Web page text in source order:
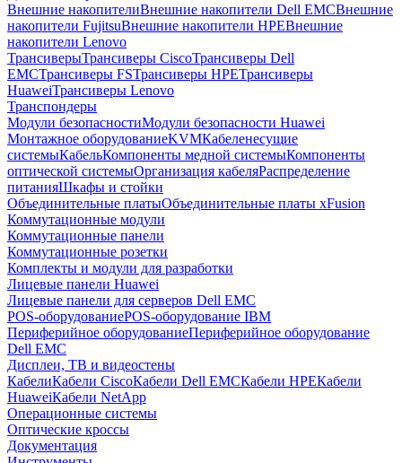
Внешние накопителиВнешние накопители Dell EMCВнешние
накопители FujitsuВнешние накопители HPEВнешние
накопители Lenovo
ТрансиверыТрансиверы CiscoТрансиверы Dell
EMCТрансиверы FSТрансиверы HPEТрансиверы
HuaweiТрансиверы Lenovo
Транспондеры
Модули безопасностиМодули безопасности Huawei
Монтажное оборудованиеKVMКабеленесущие
системыКабельКомпоненты медной системыКомпоненты
оптической системыОрганизация кабеляРаспределение
питанияШкафы и стойки
Объединительные платыОбъединительные платы xFusion
Коммутационные модули
Коммутационные панели
Коммутационные розетки
Комплекты и модули для разработки
Лицевые панели Huawei
Лицевые панели для серверов Dell EMC
POS-оборудованиеPOS-оборудование IBM
Периферийное оборудованиеПериферийное оборудование
Dell EMC
Дисплеи, ТВ и видеостены
КабелиКабели CiscoКабели Dell EMCКабели HPEКабели
HuaweiКабели NetApp
Операционные системы
Оптические кроссы
Документация